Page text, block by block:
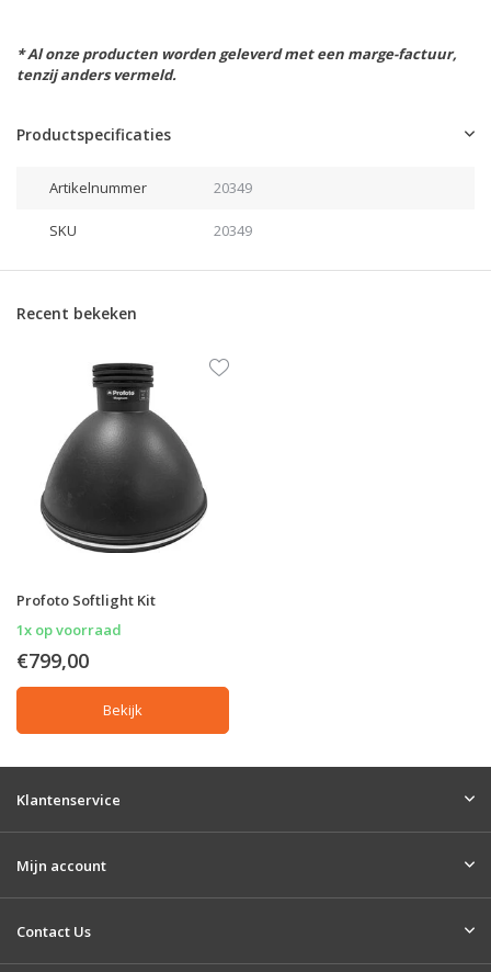
* Al onze producten worden geleverd met een marge-factuur,
tenzij anders vermeld.
Productspecificaties
Artikelnummer 20349
SKU 20349
Recent bekeken
Profoto Softlight Kit
1x op voorraad
€799,00
Bekijk
Klantenservice
Mijn account
Contact Us